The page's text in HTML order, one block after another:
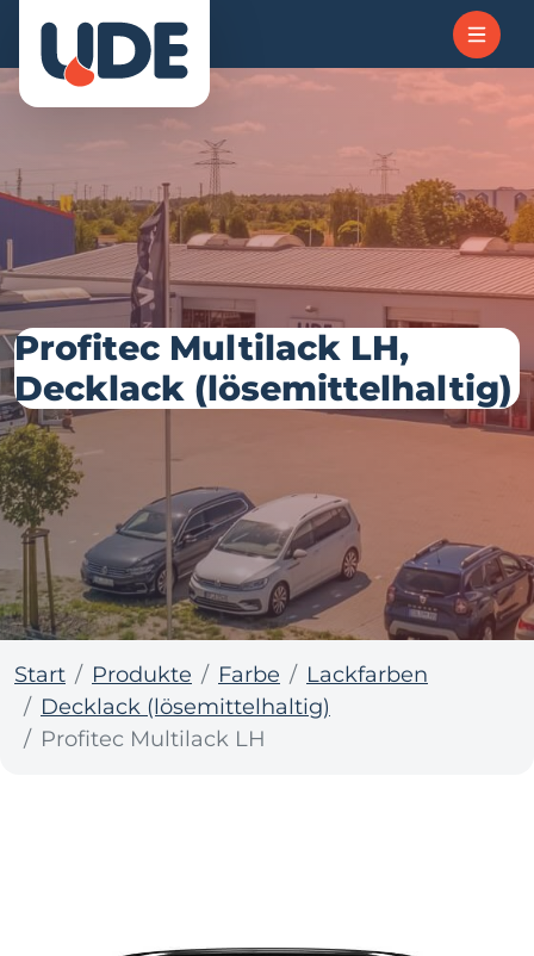
Profitec Multilack LH,
Decklack (lösemittelhaltig)
Start Produkte Farbe
Lackfarben
Decklack (lösemittelhaltig)
Profitec Multilack LH